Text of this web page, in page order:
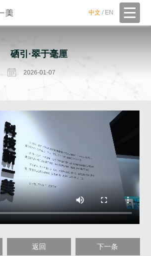
硒引·翠于毫厘
2026-01-07
返回 下一条
中文 / EN